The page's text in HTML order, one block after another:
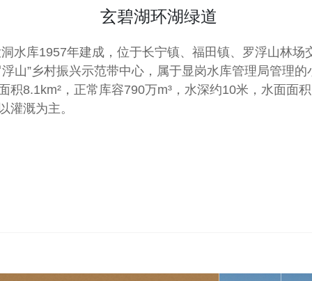
玄碧湖环湖绿道
浮山”乡村振兴示范带中心，属于显岗水库管理局管理的
积8.1km²，正常库容790万m³，水深约10米，水面面
灌溉为主。